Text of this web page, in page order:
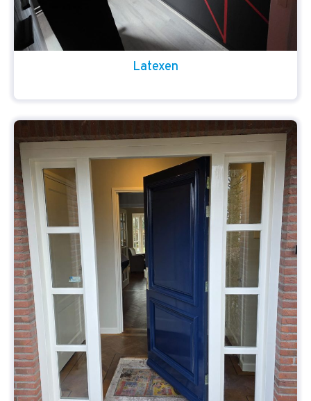
Latexen